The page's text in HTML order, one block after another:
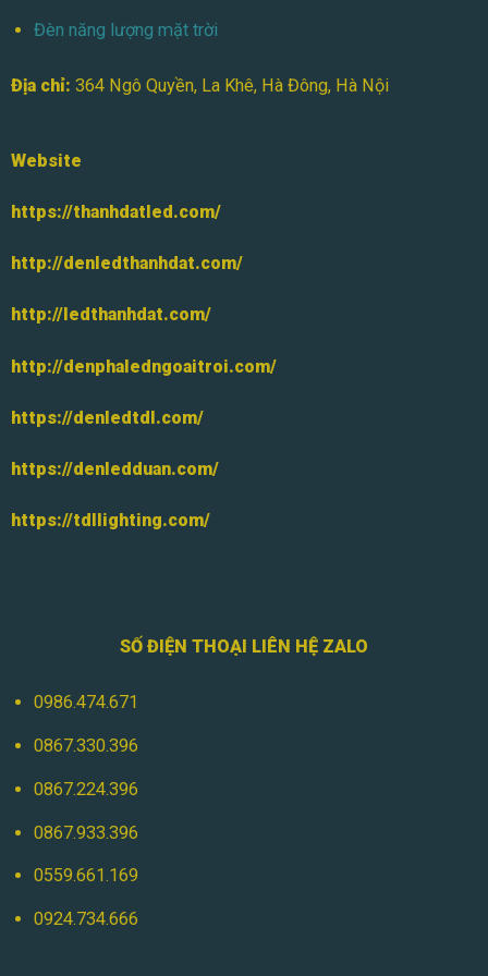
Đèn năng lượng mặt trời
Địa chỉ: 364 Ngô Quyền, La Khê, Hà Đông, Hà Nội
Website
https://thanhdatled.com/
http://denledthanhdat.com/
http://ledthanhdat.com/
http://denphaledngoaitroi.com/
https://denledtdl.com/
https://denledduan.com/
https://tdllighting.com/
SỐ ĐIỆN THOẠI LIÊN HỆ ZALO
0986.474.671
0867.330.396
0867.224.396
0867.933.396
0559.661.169
0924.734.666